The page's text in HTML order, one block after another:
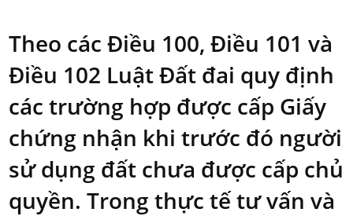
Theo các Điều 100, Điều 101 và
Điều 102 Luật Đất đai quy định
các trường hợp được cấp Giấy
chứng nhận khi trước đó người
sử dụng đất chưa được cấp chủ
quyền. Trong thực tế tư vấn và